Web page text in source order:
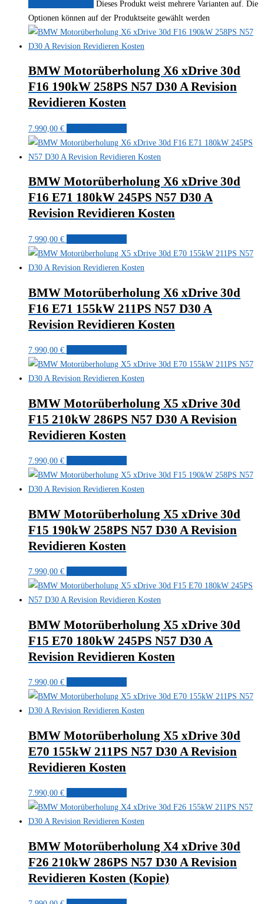
Dieses Produkt weist mehrere Varianten auf. Die
Optionen können auf der Produktseite gewählt werden
BMW Motorüberholung X6 xDrive 30d
F16 190kW 258PS N57 D30 A Revision
Revidieren Kosten
7.990,00 €
BMW Motorüberholung X6 xDrive 30d
F16 E71 180kW 245PS N57 D30 A
Revision Revidieren Kosten
7.990,00 €
BMW Motorüberholung X6 xDrive 30d
F16 E71 155kW 211PS N57 D30 A
Revision Revidieren Kosten
7.990,00 €
BMW Motorüberholung X5 xDrive 30d
F15 210kW 286PS N57 D30 A Revision
Revidieren Kosten
7.990,00 €
BMW Motorüberholung X5 xDrive 30d
F15 190kW 258PS N57 D30 A Revision
Revidieren Kosten
7.990,00 €
BMW Motorüberholung X5 xDrive 30d
F15 E70 180kW 245PS N57 D30 A
Revision Revidieren Kosten
7.990,00 €
BMW Motorüberholung X5 xDrive 30d
E70 155kW 211PS N57 D30 A Revision
Revidieren Kosten
7.990,00 €
BMW Motorüberholung X4 xDrive 30d
F26 210kW 286PS N57 D30 A Revision
Revidieren Kosten (Kopie)